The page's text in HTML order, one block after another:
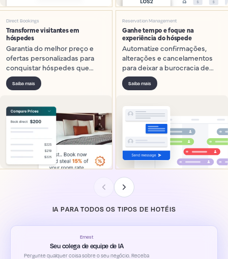
Direct Bookings
Transforme visitantes em
hóspedes
Garantia do melhor preço e
ofertas personalizadas para
conquistar hóspedes que
reservariam pelas OTAs.
Saiba mais
Reservation Management
Ganhe tempo e foque na
experiência do hóspede
Automatize confirmações,
alterações e cancelamentos
para deixar a burocracia de
lado e dedicar mais tempo a
receber seus hóspedes.
Saiba mais
IA PARA TODOS OS TIPOS DE HOTÉIS
Ernest
Seu colega de equipe de IA
Pergunte qualquer coisa sobre o seu negócio. Receba